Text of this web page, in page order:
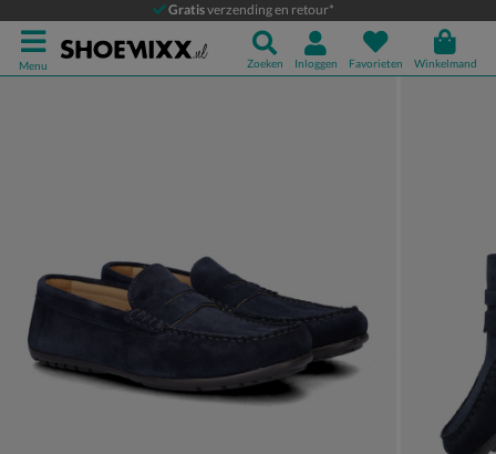
Gratisverzending en retour*
Menu Zoeken Inloggen Favorieten Winkelmand
Greve Imola
Mocassins & loafers